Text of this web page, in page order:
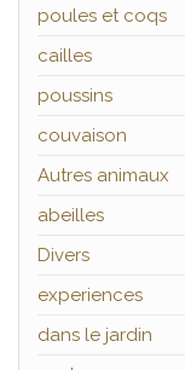
poules et coqs
cailles
poussins
couvaison
Autres animaux
abeilles
Divers
experiences
dans le jardin